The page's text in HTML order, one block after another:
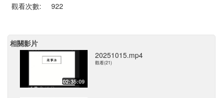
觀看次數:
922
相關影片
02:35:09
20251015.mp4
觀看(21)